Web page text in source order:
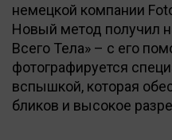
немецкой компании
Новый метод получил
Всего Тела» – с его
фотографируется
вспышкой, которая
бликов и высокое